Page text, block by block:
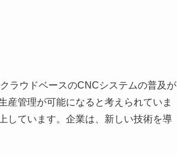
ラウドベースのCNCシステムの普及が
産管理が可能になると考えられていま
しています。企業は、新しい技術を導